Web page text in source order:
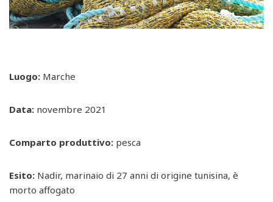
Luogo: Marche
Data: novembre 2021
Comparto produttivo: pesca
Esito: Nadir, marinaio di 27 anni di origine tunisina, è
morto affogato